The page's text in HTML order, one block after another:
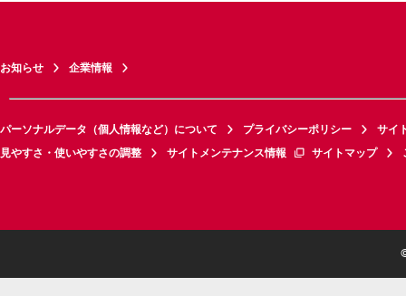
お知らせ 企業情報
パーソナルデータ（個人情報など）について プライバシーポリシー
サイ
見やすさ・使いやすさの調整
サイトメンテナンス情報 サイトマップ